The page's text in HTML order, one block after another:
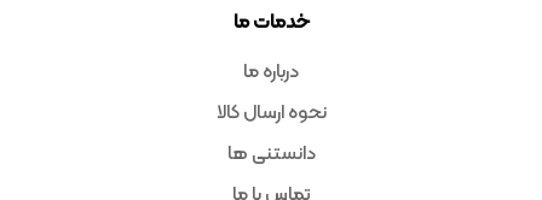
خدمات ما
درباره ما
نحوه ارسال کالا
دانستنی ها